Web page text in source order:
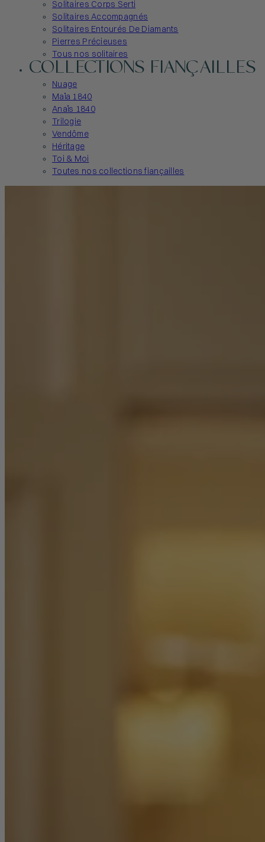
Solitaires Corps Serti
Solitaires Accompagnés
Solitaires Entourés De Diamants
Pierres Précieuses
Tous nos solitaires
COLLECTIONS FIANÇAILLES
Nuage
Maïa 1840
Anaïs 1840
Trilogie
Vendôme
Héritage
Toi & Moi
Toutes nos collections fiançailles